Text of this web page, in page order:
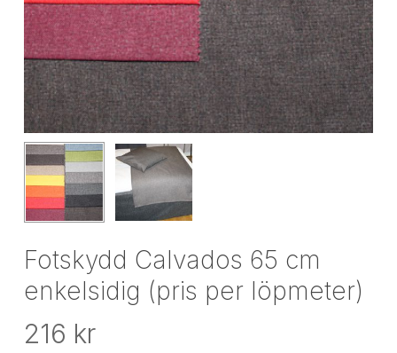
Fotskydd Calvados 65 cm
enkelsidig (pris per löpmeter)
216 kr